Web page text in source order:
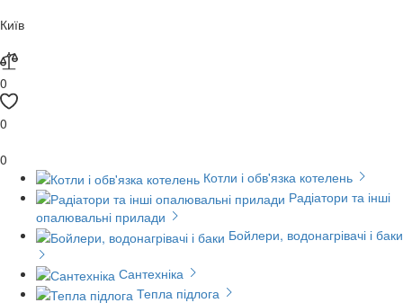
Київ
0
0
0
Котли і обв'язка котелень
Радіатори та інші
опалювальні прилади
Бойлери, водонагрівачі і баки
Сантехніка
Тепла підлога